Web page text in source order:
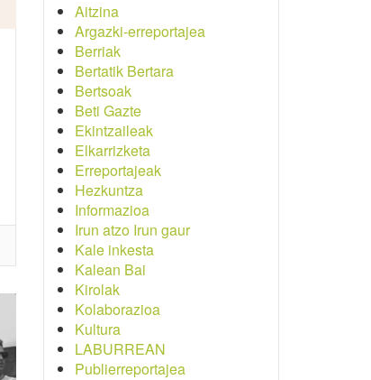
Aitzina
Argazki-erreportajea
Berriak
Bertatik Bertara
Bertsoak
Beti Gazte
Ekintzaileak
Elkarrizketa
Erreportajeak
Hezkuntza
Informazioa
Irun atzo Irun gaur
Kale inkesta
Kalean Bai
Kirolak
Kolaborazioa
Kultura
LABURREAN
Publierreportajea